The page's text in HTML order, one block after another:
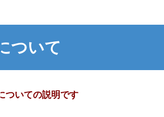
ついて
ついての説明です